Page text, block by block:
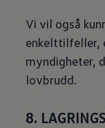
Vi vil også
enkelttilfeller,
myndigheter,
lovbrudd.
8.